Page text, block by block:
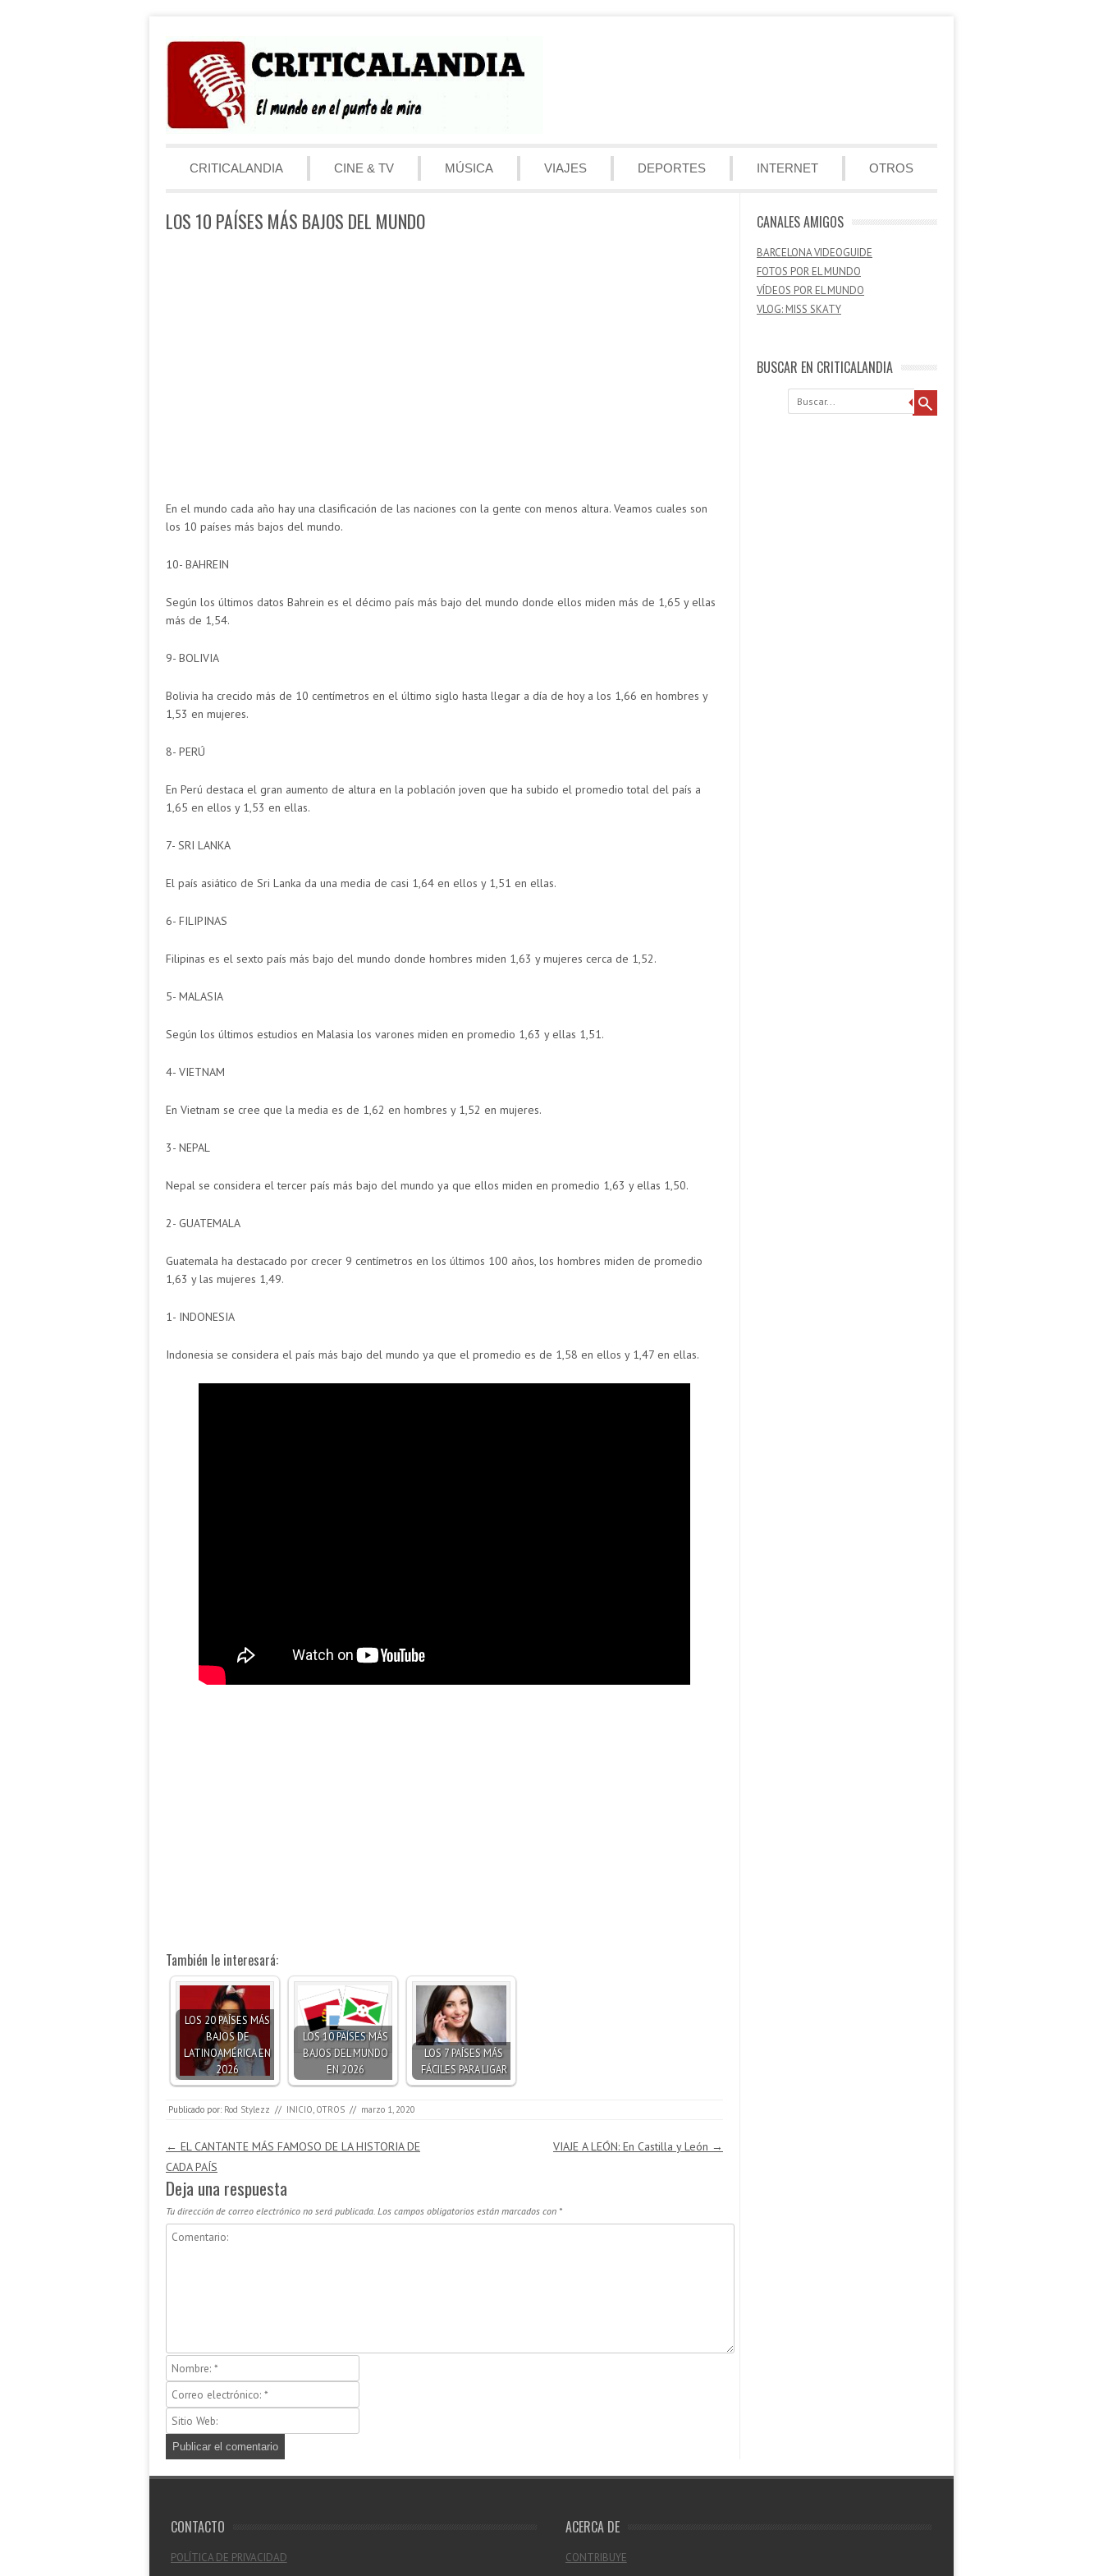
Menú
CRITICALANDIA
CINE & TV MÚSICA VIAJES DEPORTES INTERNET OTROS
LOS 10 PAÍSES MÁS BAJOS DEL MUNDO
En el mundo cada año hay una clasificación de las naciones con la gente con menos altura. Veamos cuales son
los 10 países más bajos del mundo.
10- BAHREIN
Según los últimos datos Bahrein es el décimo país más bajo del mundo donde ellos miden más de 1,65 y ellas
más de 1,54.
9- BOLIVIA
Bolivia ha crecido más de 10 centímetros en el último siglo hasta llegar a día de hoy a los 1,66 en hombres y
1,53 en mujeres.
8- PERÚ
En Perú destaca el gran aumento de altura en la población joven que ha subido el promedio total del país a
1,65 en ellos y 1,53 en ellas.
7- SRI LANKA
El país asiático de Sri Lanka da una media de casi 1,64 en ellos y 1,51 en ellas.
6- FILIPINAS
Filipinas es el sexto país más bajo del mundo donde hombres miden 1,63 y mujeres cerca de 1,52.
5- MALASIA
Según los últimos estudios en Malasia los varones miden en promedio 1,63 y ellas 1,51.
4- VIETNAM
En Vietnam se cree que la media es de 1,62 en hombres y 1,52 en mujeres.
3- NEPAL
Nepal se considera el tercer país más bajo del mundo ya que ellos miden en promedio 1,63 y ellas 1,50.
2- GUATEMALA
Guatemala ha destacado por crecer 9 centímetros en los últimos 100 años, los hombres miden de promedio
1,63 y las mujeres 1,49.
1- INDONESIA
Indonesia se considera el país más bajo del mundo ya que el promedio es de 1,58 en ellos y 1,47 en ellas.
También le interesará:
LOS 20 PAÍSES MÁS
BAJOS DE
LATINOAMÉRICA EN
2026
LOS 10 PAÍSES MÁS
BAJOS DEL MUNDO
EN 2026
LOS 7 PAÍSES MÁS
FÁCILES PARA LIGAR
Publicado por: Rod Stylezz // INICIO OTROS // marzo 1, 2020
Navegación de entradas
← EL CANTANTE MÁS FAMOSO DE LA HISTORIA DE
CADA PAÍS
VIAJE A LEÓN: En Castilla y León →
Deja una respuesta
Tu dirección de correo electrónico no será publicada. Los campos obligatorios están marcados con *
CANALES AMIGOS
BARCELONA VIDEOGUIDE
FOTOS POR EL MUNDO
VÍDEOS POR EL MUNDO
VLOG: MISS SKATY
BUSCAR EN CRITICALANDIA
Buscar
CONTACTO
POLÍTICA DE PRIVACIDAD
ACERCA DE
CONTRIBUYE